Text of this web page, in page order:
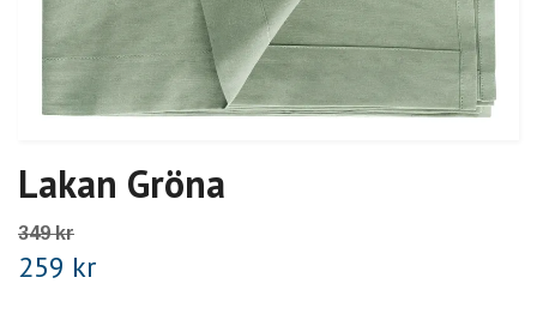
Lakan Gröna
349 kr
259 kr